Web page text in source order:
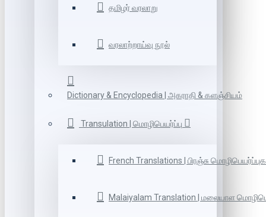
தமிழர் வரலாறு
வரலாற்றாய்வு நூல்
Dictionary & Encyclopedia | அகராதி & களஞ்சியம்
Transulation | மொழிபெயர்ப்பு
French Translations | பிரஞ்சு
Malaiyalam Translation | மலையாள